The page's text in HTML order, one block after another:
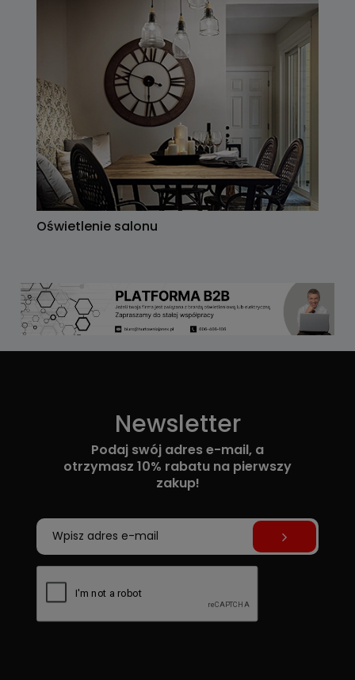
Oświetlenie salonu
Newsletter
Podaj swój adres e-mail, a
otrzymasz 10% rabatu na pierwszy
zakup!